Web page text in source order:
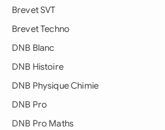
Brevet SVT
Brevet Techno
DNB Blanc
DNB Histoire
DNB Physique Chimie
DNB Pro
DNB Pro Maths